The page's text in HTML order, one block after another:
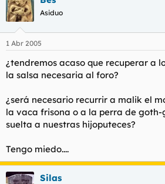
Asiduo
1 Abr 2005
¿tendremos acaso que recuperar a
la salsa necesaria al foro?
¿será necesario recurrir a malik el
la vaca frisona o a la perra de
suelta a nuestras hijoputeces?
Tengo miedo....
Silas